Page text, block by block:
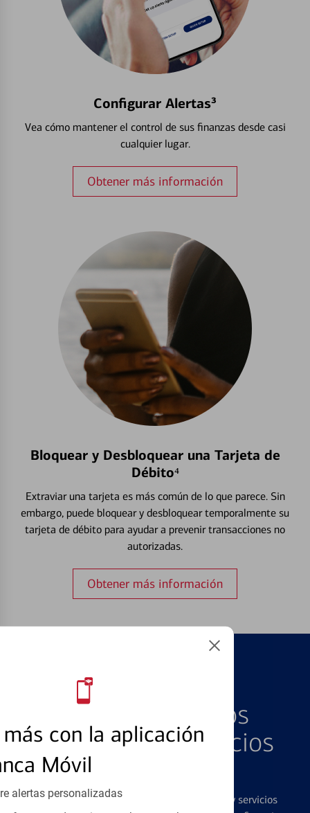
con la aplicación
Móvil
alertas personalizadas
Configurar Alertas³
Vea cómo mantener el control de sus finanzas desde casi
cualquier lugar.
Obtener más información
Bloquear y Desbloquear una Tarjeta de
Débito⁴
Extraviar una tarjeta es más común de lo que parece. Sin
embargo, puede bloquear y desbloquear temporalmente su
tarjeta de débito para ayudar a prevenir transacciones no
autorizadas.
Obtener más información
Explore Nuestros
Productos y Servicios
Destacados
Ofrecemos una amplia gama de productos y servicios